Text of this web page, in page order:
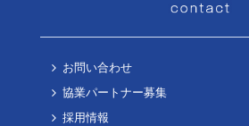
お問い合わせ
協業パートナー募集
採用情報